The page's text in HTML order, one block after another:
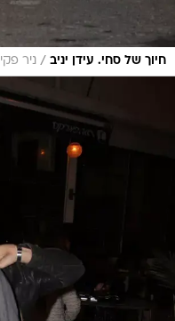
חיוך של סחי. עידן יניב / ניר פקין